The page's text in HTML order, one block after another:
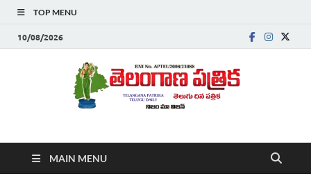
TOP MENU
10/08/2026
Telanganapatrika
,Latest Telangana News, Rajanna Sircilla News, Telangana
Breaking News, Telugu Newspaper Online, Today Telugu News,
MAIN MENU